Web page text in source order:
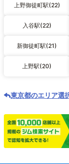
上野御徒町駅(22)
入谷駅(22)
新御徒町駅(21)
上野駅(20)
東京都のエリア選